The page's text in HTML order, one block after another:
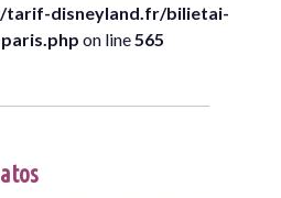
tarif-disneyland.fr/bilietai-
on line565